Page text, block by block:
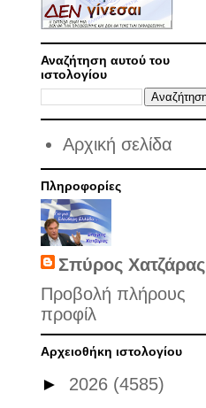
Αναζήτηση αυτού του
ιστολογίου
Αρχική σελίδα
Πληροφορίες
Σπύρος Χατζάρας
Προβολή πλήρους
προφίλ
Αρχειοθήκη ιστολογίου
► 2026 (4585)